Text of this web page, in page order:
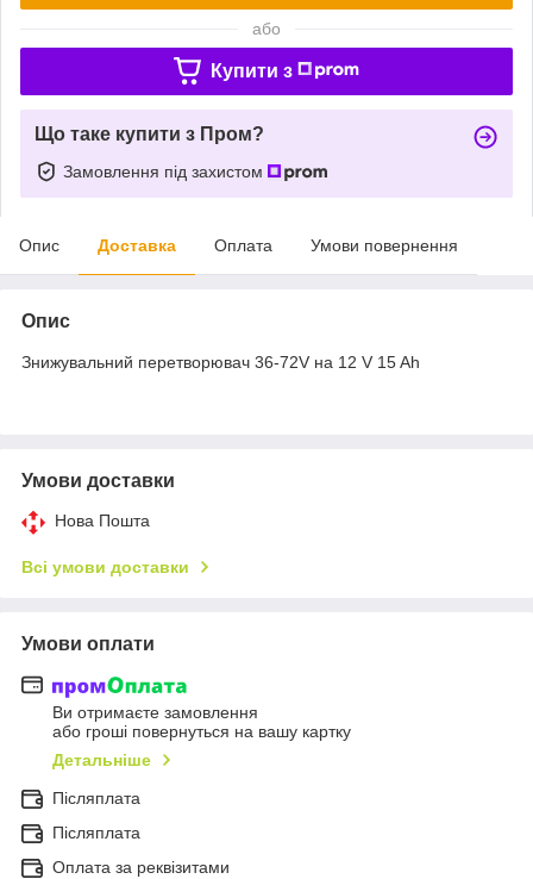
або
Купити з
Що таке купити з Пром?
Замовлення під захистом
Опис Доставка Оплата Умови повернення
Опис
Знижувальний перетворювач 36-72V на 12 V 15 Ah
Умови доставки
Нова Пошта
Всі умови доставки
Умови оплати
Ви отримаєте замовлення
або гроші повернуться на вашу картку
Детальніше
Післяплата
Пiсляплата
Оплата за реквізитами